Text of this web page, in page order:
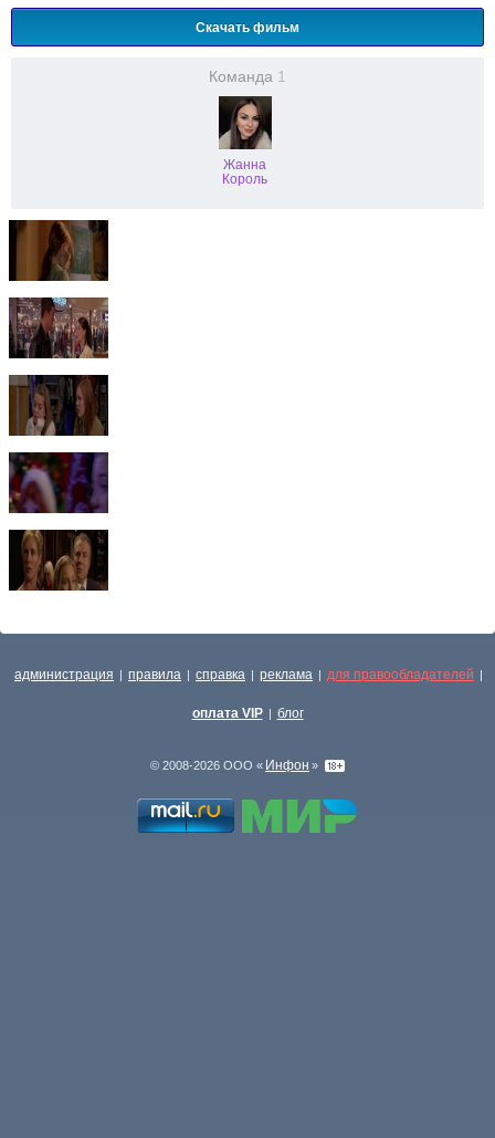
Скачать фильм
Команда 1
Жанна
Король
администрация | правила | справка | реклама | для правообладателей |
оплата VIP | блог
© 2008-2026 ООО « Инфон »